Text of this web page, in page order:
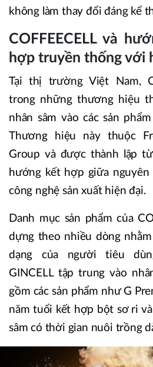
không làm thay đổi đáng kể
COFFEECELL và
hợp truyền thống với
Tại thị trường Việt Nam,
trong những thương hiệu
nhân sâm vào các sản
Thương hiệu này thuộc
Group và được thành lập
hướng kết hợp giữa
công nghệ sản xuất hiện đại.
Danh mục sản phẩm của
dựng theo nhiều dòng
dạng của người tiêu
GINCELL tập trung vào
gồm các sản phẩm như G
năm tuổi kết hợp bột sơ ri
sâm có thời gian nuôi trồng